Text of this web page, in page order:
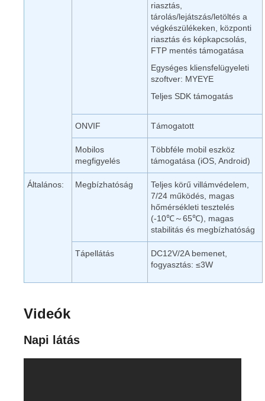
riasztás,
tárolás/lejátszás/letöltés a
végkészülékeken, központi
riasztás és képkapcsolás,
FTP mentés támogatása
Egységes kliensfelügyeleti
szoftver: MYEYE
Teljes SDK támogatás
ONVIF Támogatott
Mobilos
megfigyelés
Többféle mobil eszköz
támogatása (iOS, Android)
Általános: Megbízhatóság
Teljes körű villámvédelem,
7/24 működés, magas
hőmérsékleti tesztelés
(-10℃～65℃), magas
stabilitás és megbízhatóság
Tápellátás
DC12V/2A bemenet,
fogyasztás: ≤3W
Videók
Napi látás